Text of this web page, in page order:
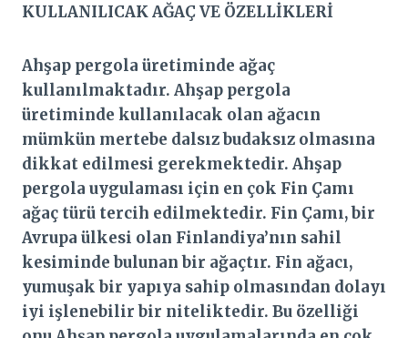
KULLANILICAK AĞAÇ VE ÖZELLİKLERİ
Ahşap pergola üretiminde ağaç
kullanılmaktadır. Ahşap pergola
üretiminde kullanılacak olan ağacın
mümkün mertebe dalsız budaksız olmasına
dikkat edilmesi gerekmektedir. Ahşap
pergola uygulaması için en çok Fin Çamı
ağaç türü tercih edilmektedir. Fin Çamı, bir
Avrupa ülkesi olan Finlandiya’nın sahil
kesiminde bulunan bir ağaçtır. Fin ağacı,
yumuşak bir yapıya sahip olmasından dolayı
iyi işlenebilir bir niteliktedir. Bu özelliği